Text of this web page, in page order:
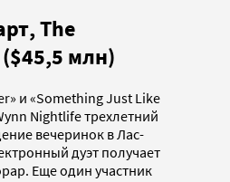
The
млн)
и «Something Just Like
Nightlife трехлетний
вечеринок в Лас-
дуэт получает
Еще один участник